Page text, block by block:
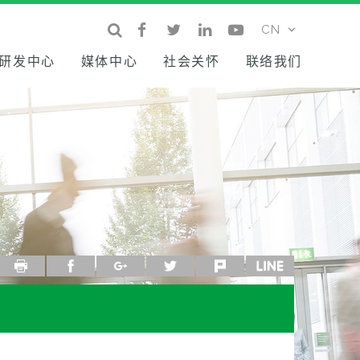
发中心 媒体中心 社会关怀 联络我们
facebook google+ twitter plurk line